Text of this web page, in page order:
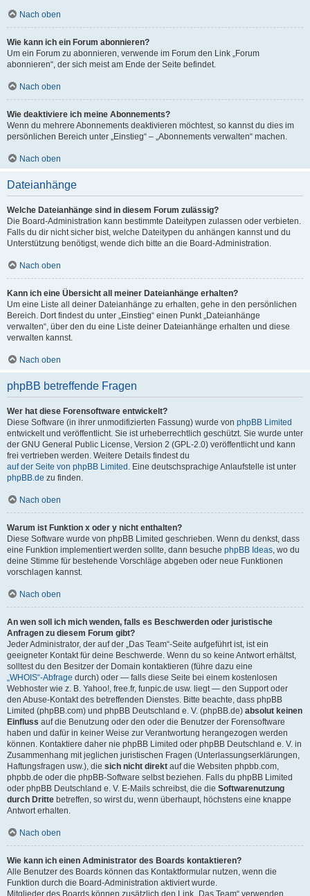
Nach oben
Wie kann ich ein Forum abonnieren?
Um ein Forum zu abonnieren, verwende im Forum den Link „Forum
abonnieren“, der sich meist am Ende der Seite befindet.
Nach oben
Wie deaktiviere ich meine Abonnements?
Wenn du mehrere Abonnements deaktivieren möchtest, so kannst du dies im
persönlichen Bereich unter „Einstieg“ – „Abonnements verwalten“ machen.
Nach oben
Dateianhänge
Welche Dateianhänge sind in diesem Forum zulässig?
Die Board-Administration kann bestimmte Dateitypen zulassen oder verbieten.
Falls du dir nicht sicher bist, welche Dateitypen du anhängen kannst und du
Unterstützung benötigst, wende dich bitte an die Board-Administration.
Nach oben
Kann ich eine Übersicht all meiner Dateianhänge erhalten?
Um eine Liste all deiner Dateianhänge zu erhalten, gehe in den persönlichen
Bereich. Dort findest du unter „Einstieg“ einen Punkt „Dateianhänge
verwalten“, über den du eine Liste deiner Dateianhänge erhalten und diese
verwalten kannst.
Nach oben
phpBB betreffende Fragen
Wer hat diese Forensoftware entwickelt?
Diese Software (in ihrer unmodifizierten Fassung) wurde von phpBB Limited
entwickelt und veröffentlicht. Sie ist urheberrechtlich geschützt. Sie wurde unter
der GNU General Public License, Version 2 (GPL-2.0) veröffentlicht und kann
frei vertrieben werden. Weitere Details findest du
auf der Seite von phpBB Limited . Eine deutschsprachige Anlaufstelle ist unter
phpBB.de zu finden.
Nach oben
Warum ist Funktion x oder y nicht enthalten?
Diese Software wurde von phpBB Limited geschrieben. Wenn du denkst, dass
eine Funktion implementiert werden sollte, dann besuche phpBB Ideas, wo du
deine Stimme für bestehende Vorschläge abgeben oder neue Funktionen
vorschlagen kannst.
Nach oben
An wen soll ich mich wenden, falls es Beschwerden oder juristische
Anfragen zu diesem Forum gibt?
Jeder Administrator, der auf der „Das Team“-Seite aufgeführt ist, ist ein
geeigneter Kontakt für deine Beschwerde. Wenn du so keine Antwort erhältst,
solltest du den Besitzer der Domain kontaktieren (führe dazu eine
„WHOIS“-Abfrage durch) oder — falls diese Seite bei einem kostenlosen
Webhoster wie z. B. Yahoo!, free.fr, funpic.de usw. liegt — den Support oder
den Abuse-Kontakt des betreffenden Dienstes. Bitte beachte, dass phpBB
Limited (phpBB.com) und phpBB Deutschland e. V. (phpBB.de) absolut keinen
Einfluss auf die Benutzung oder den oder die Benutzer der Forensoftware
haben und dafür in keiner Weise zur Verantwortung herangezogen werden
können. Kontaktiere daher nie phpBB Limited oder phpBB Deutschland e. V. in
Zusammenhang mit jeglichen juristischen Fragen (Unterlassungserklärungen,
Haftungsfragen usw.), die sich nicht direkt auf die Websiten phpbb.com,
phpbb.de oder die phpBB-Software selbst beziehen. Falls du phpBB Limited
oder phpBB Deutschland e. V. E-Mails schreibst, die die Softwarenutzung
durch Dritte betreffen, so wirst du, wenn überhaupt, höchstens eine knappe
Antwort erhalten.
Nach oben
Wie kann ich einen Administrator des Boards kontaktieren?
Alle Benutzer des Boards können das Kontaktformular nutzen, wenn die
Funktion durch die Board-Administration aktiviert wurde.
Mitglieder des Boards können zusätzlich den Link „Das Team“ verwenden.